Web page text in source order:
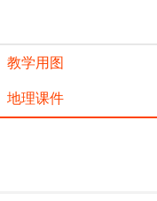
教学用图
地理课件